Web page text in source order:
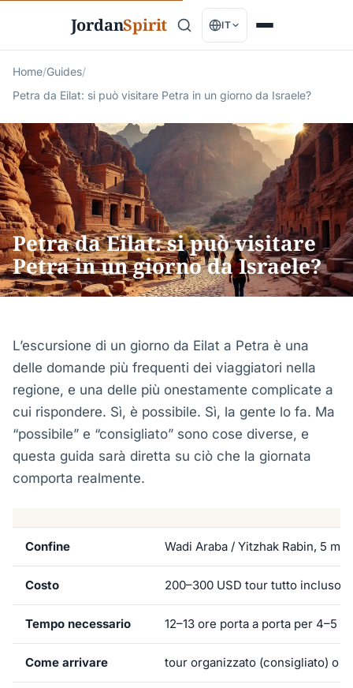
JordanSpirit IT
Home/Guides/
Petra da Eilat: si può visitare Petra in un giorno da Israele?
Petra da Eilat: si può visitare
Petra in un giorno da Israele?
L’escursione di un giorno da Eilat a Petra è una
delle domande più frequenti dei viaggiatori nella
regione, e una delle più onestamente complicate a
cui rispondere. Sì, è possibile. Sì, la gente lo fa. Ma
“possibile” e “consigliato” sono cose diverse, e
questa guida sarà diretta su ciò che la giornata
comporta realmente.
Confine Wadi Araba / Yitzhak Rabin, 5
Costo 200–300 USD tour tutto incluso,
Tempo necessario 12–13 ore porta a porta per 4–5
Come arrivare tour organizzato (consigliato) o